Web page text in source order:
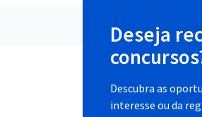
Deseja
Descubra as
interesse ou da